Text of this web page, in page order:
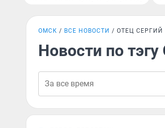
ОМСК ВСЕ НОВОСТИ ОТЕЦ СЕРГИЙ
Новости по